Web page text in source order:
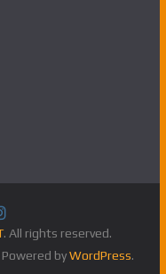
. All rights reserved.
byWordPress.